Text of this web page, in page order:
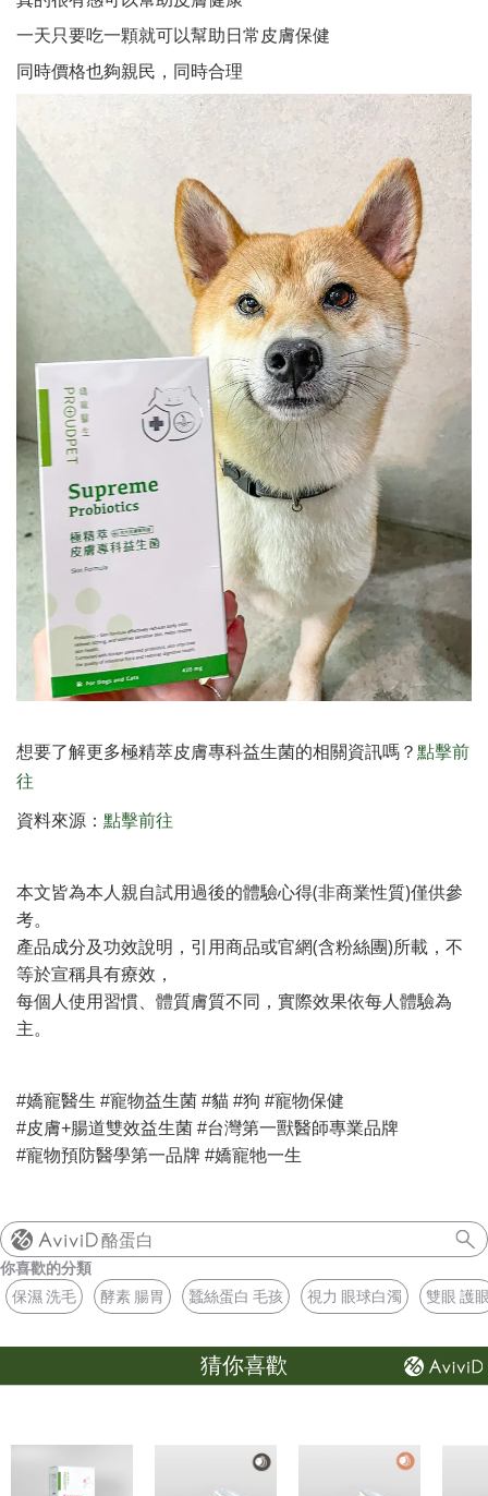
一天只要吃一顆就可以幫助日常皮膚保健
同時價格也夠親民，同時合理
想要了解更多極精萃皮膚專科益生菌的相關資訊嗎？ 點擊前
往
資料來源： 點擊前往
本文皆為本人親自試用過後的體驗心得(非商業性質)僅供參
考。
產品成分及功效說明，引用商品或官網(含粉絲團)所載，不
等於宣稱具有療效，
每個人使用習慣、體質膚質不同，實際效果依每人體驗為
主。
#嬌寵醫生 #寵物益生菌 #貓 #狗 #寵物保健
#皮膚+腸道雙效益生菌 #台灣第一獸醫師專業品牌
#寵物預防醫學第一品牌 #嬌寵牠一生
酪蛋白
你喜歡的分類
保濕 洗毛
酵素 腸胃 蠶絲蛋白 毛孩 視力 眼球白濁 雙眼 護
猜你喜歡